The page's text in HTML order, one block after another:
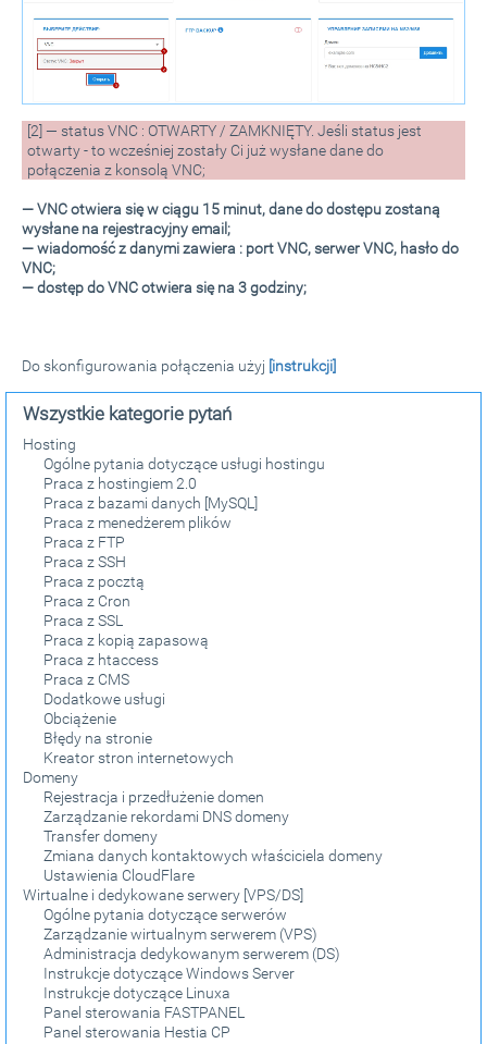
[2] — status VNC : OTWARTY / ZAMKNIĘTY. Jeśli status jest
otwarty - to wcześniej zostały Ci już wysłane dane do
połączenia z konsolą VNC;
— VNC otwiera się w ciągu 15 minut, dane do dostępu zostaną
wysłane na rejestracyjny email;
— wiadomość z danymi zawiera : port VNC, serwer VNC, hasło do
VNC;
— dostęp do VNC otwiera się na 3 godziny;
Do skonfigurowania połączenia użyj [instrukcji]
Wszystkie kategorie pytań
Hosting
Ogólne pytania dotyczące usługi hostingu
Praca z hostingiem 2.0
Praca z bazami danych [MySQL]
Praca z menedżerem plików
Praca z FTP
Praca z SSH
Praca z pocztą
Praca z Cron
Praca z SSL
Praca z kopią zapasową
Praca z htaccess
Praca z CMS
Dodatkowe usługi
Obciążenie
Błędy na stronie
Kreator stron internetowych
Domeny
Rejestracja i przedłużenie domen
Zarządzanie rekordami DNS domeny
Transfer domeny
Zmiana danych kontaktowych właściciela domeny
Ustawienia CloudFlare
Wirtualne i dedykowane serwery [VPS/DS]
Ogólne pytania dotyczące serwerów
Zarządzanie wirtualnym serwerem (VPS)
Administracja dedykowanym serwerem (DS)
Instrukcje dotyczące Windows Server
Instrukcje dotyczące Linuxa
Panel sterowania FASTPANEL
Panel sterowania Hestia CP